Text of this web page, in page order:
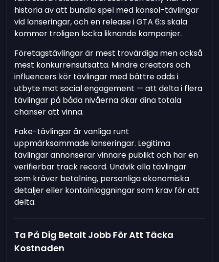
historia av att bundla spel med konsol-tävlingar
vid lanseringar, och en release i GTA 6:s skala
kommer troligen locka liknande kampanjer.
Företagstävlingar är mest trovärdiga men också
mest konkurrensutsatta. Mindre creators och
influencers kör tävlingar med bättre odds i
utbyte mot social engagement — att delta i flera
tävlingar på båda nivåerna ökar dina totala
chanser att vinna.
Fake-tävlingar är vanliga runt
uppmärksammade lanseringar. Legitima
tävlingar annonserar vinnare publikt och har en
verifierbar track record. Undvik alla tävlingar
som kräver betalning, personliga ekonomiska
detaljer eller kontoinloggningar som krav för att
delta.
Ta På Dig Betalt Jobb För Att Täcka
Kostnaden